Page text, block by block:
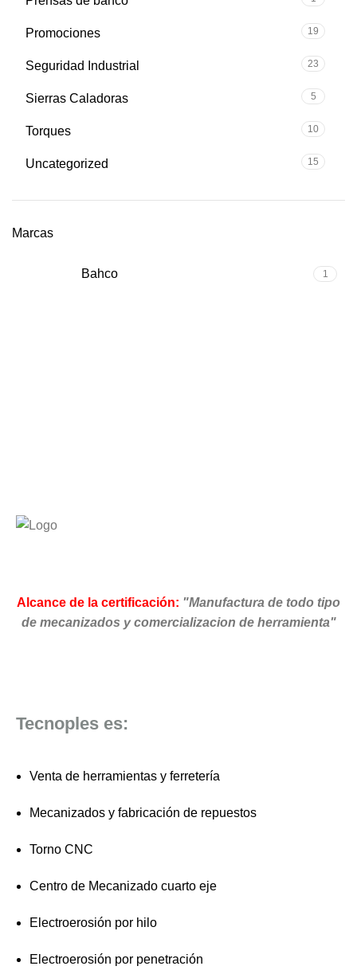
Promociones 19
Seguridad Industrial 23
Sierras Caladoras 5
Torques 10
Uncategorized 15
Marcas
Bahco 1
Alcance de la certificación: "Manufactura de todo tipo
de mecanizados y comercializacion de herramienta"
Tecnoples es:
Venta de herramientas y ferretería
Mecanizados y fabricación de repuestos
Torno CNC
Centro de Mecanizado cuarto eje
Electroerosión por hilo
Electroerosión por penetración